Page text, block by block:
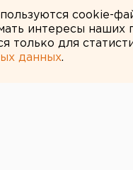
cookie-
интересы наших
только для
данных.